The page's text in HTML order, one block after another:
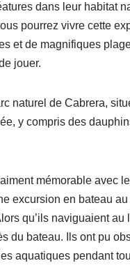
dans leur habitat
pourrez vivre cette
et de magnifiques
jouer.
naturel de Cabrera,
y compris des
mémorable avec
excursion en bateau
qu’ils naviguaient
du bateau. Ils ont pu
aquatiques pendant